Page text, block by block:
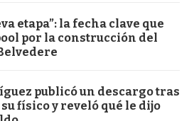
etapa”: la fecha clave que
por la construcción del
publicó un descargo tras
físico y reveló qué le dijo